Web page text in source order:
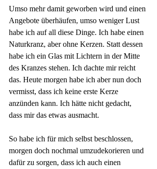
Umso mehr damit geworben wird und einen
Angebote überhäufen, umso weniger Lust
habe ich auf all diese Dinge. Ich habe einen
Naturkranz, aber ohne Kerzen. Statt dessen
habe ich ein Glas mit Lichtern in der Mitte
des Kranzes stehen. Ich dachte mir reicht
das. Heute morgen habe ich aber nun doch
vermisst, dass ich keine erste Kerze
anzünden kann. Ich hätte nicht gedacht,
dass mir das etwas ausmacht.
So habe ich für mich selbst beschlossen,
morgen doch nochmal umzudekorieren und
dafür zu sorgen, dass ich auch einen